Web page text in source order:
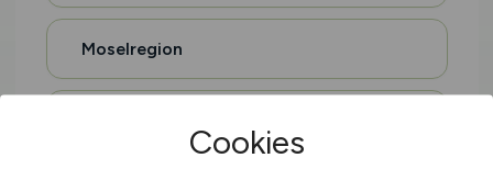
Moselregion
Cookies